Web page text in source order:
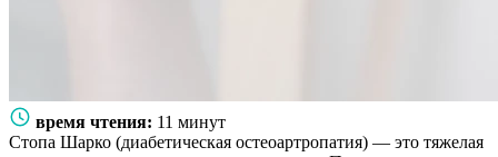
время чтения: 11 минут
Стопа Шарко (диабетическая остеоартропатия) — это тяжелая